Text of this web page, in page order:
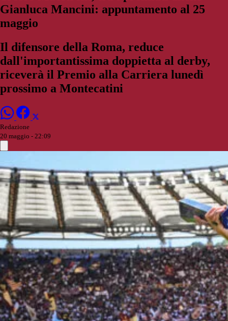
Gianluca Mancini: appuntamento al 25
maggio
Il difensore della Roma, reduce
dall'importantissima doppietta al derby,
riceverà il Premio alla Carriera lunedì
prossimo a Montecatini
Redazione
20 maggio - 22:09